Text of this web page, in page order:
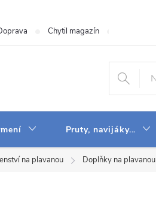
Chytil magazín
Pruty, navijáky...
na plavanou Doplňky na plavanou